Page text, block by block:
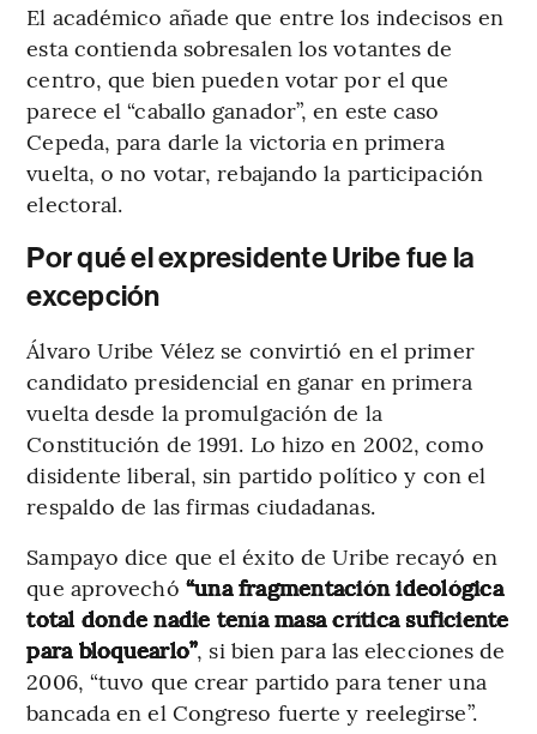
El académico añade que entre los indecisos en
esta contienda sobresalen los votantes de
centro, que bien pueden votar por el que
parece el “caballo ganador”, en este caso
Cepeda, para darle la victoria en primera
vuelta, o no votar, rebajando la participación
electoral.
Por qué el expresidente Uribe fue la
excepción
Álvaro Uribe Vélez se convirtió en el primer
candidato presidencial en ganar en primera
vuelta desde la promulgación de la
Constitución de 1991. Lo hizo en 2002, como
disidente liberal, sin partido político y con el
respaldo de las firmas ciudadanas.
Sampayo dice que el éxito de Uribe recayó en
que aprovechó “una fragmentación ideológica
total donde nadie tenía masa crítica suficiente
para bloquearlo”, si bien para las elecciones de
2006, “tuvo que crear partido para tener una
bancada en el Congreso fuerte y reelegirse”.